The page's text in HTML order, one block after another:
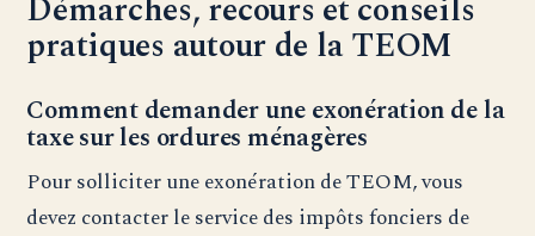
Démarches, recours et conseils
pratiques autour de la TEOM
Comment demander une exonération de la
taxe sur les ordures ménagères
Pour solliciter une exonération de TEOM, vous
devez contacter le service des impôts fonciers de